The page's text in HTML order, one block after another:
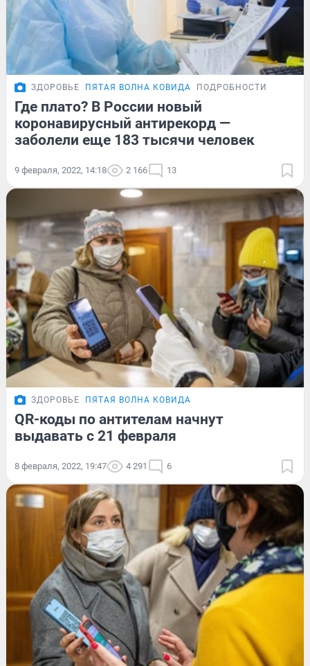
ЗДОРОВЬЕ ПЯТАЯ ВОЛНА КОВИДА ПОДРОБНОСТИ
Где плато? В России новый
коронавирусный антирекорд —
заболели еще 183 тысячи человек
9 февраля, 2022, 14:18 2 166 13
ЗДОРОВЬЕ ПЯТАЯ ВОЛНА КОВИДА
QR-коды по антителам начнут
выдавать с 21 февраля
8 февраля, 2022, 19:47 4 291 6